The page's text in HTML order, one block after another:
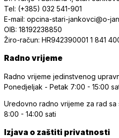
Tel: (+385) 032 541-901
E-mail: opcina-stari-jankovci@o-
OIB: 18192238850
Žiro-račun: HR942390001 1 841
Radno vrijeme
Radno vrijeme jedinstvenog
Ponedjeljak - Petak 7:00 - 15:00
Uredovno radno vrijeme za rad sa
8:00 - 14:00 sati
Izjava o zaštiti privatnosti